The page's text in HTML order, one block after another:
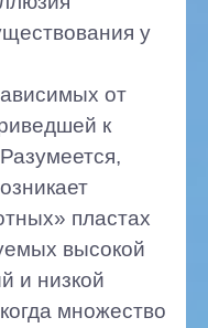
у
от
к
пластах
высокой
и низкой
множество